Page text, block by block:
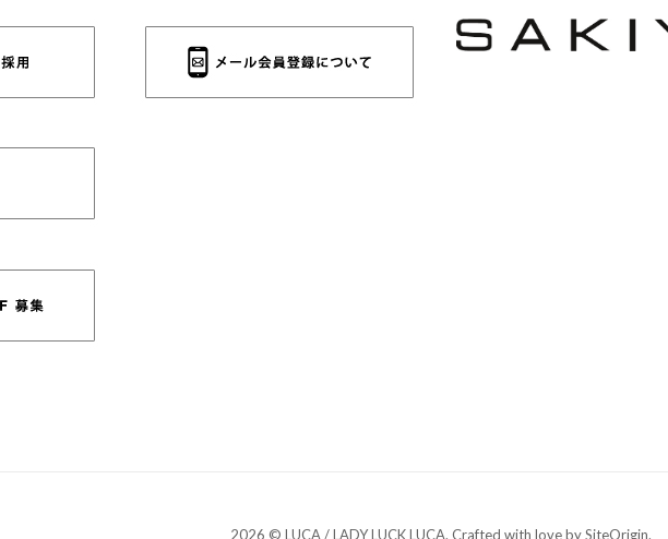
2026 © LUCA / LADY LUCK LUCA. Crafted with love bySiteOrigin.